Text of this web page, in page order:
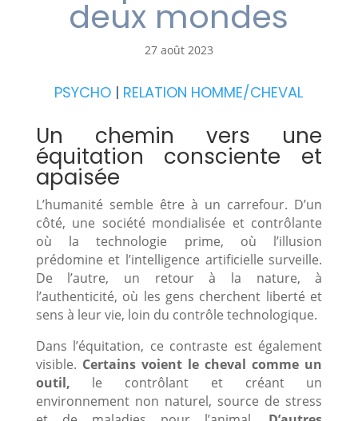
deux mondes
27 août 2023
PSYCHO | RELATION HOMME/CHEVAL
Un chemin vers une
équitation consciente et
apaisée
L’humanité semble être à un carrefour. D’un
côté, une société mondialisée et contrôlante
où la technologie prime, où l’illusion
prédomine et l’intelligence artificielle surveille.
De l’autre, un retour à la nature, à
l’authenticité, où les gens cherchent liberté et
sens à leur vie, loin du contrôle technologique.
Dans l’équitation, ce contraste est également
visible. Certains voient le cheval comme un
outil, le contrôlant et créant un
environnement non naturel, source de stress